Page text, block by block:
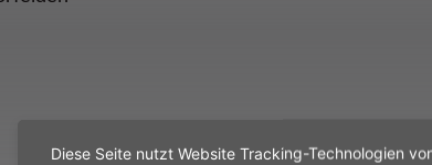
Diese Seite nutzt Website Tracking-Technologien